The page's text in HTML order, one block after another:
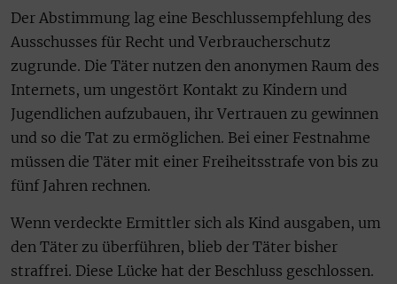
Der Abstimmung lag eine Beschlussempfehlung des
Ausschusses für Recht und Verbraucherschutz
zugrunde. Die Täter nutzen den anonymen Raum des
Internets, um ungestört Kontakt zu Kindern und
Jugendlichen aufzubauen, ihr Vertrauen zu gewinnen
und so die Tat zu ermöglichen. Bei einer Festnahme
müssen die Täter mit einer Freiheitsstrafe von bis zu
fünf Jahren rechnen.
Wenn verdeckte Ermittler sich als Kind ausgaben, um
den Täter zu überführen, blieb der Täter bisher
straffrei. Diese Lücke hat der Beschluss geschlossen.